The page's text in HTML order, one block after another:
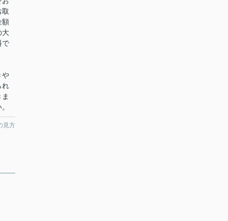
額
大
で
や
れ
見方